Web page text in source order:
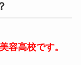
容高校です。